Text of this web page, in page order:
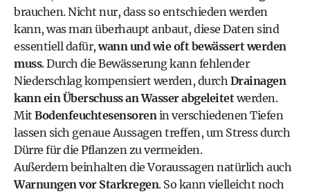
brauchen. Nicht nur, dass so entschieden werden
kann, was man überhaupt anbaut, diese Daten sind
essentiell dafür,wann und wie oft bewässert werden
muss. Durch die Bewässerung kann fehlender
Niederschlag kompensiert werden, durch Drainagen
kann ein Überschuss an Wasser abgeleitetwerden.
Mit Bodenfeuchtesensorenin verschiedenen Tiefen
lassen sich genaue Aussagen treffen, um Stress durch
Dürre für die Pflanzen zu vermeiden.
Außerdem beinhalten die Voraussagen natürlich auch
Warnungen vor Starkregen. So kann vielleicht noch